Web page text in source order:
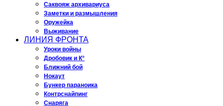
Саквояж архивариуса
Заметки и размышления
Оружейка
Выживание
ЛИНИЯ ФРОНТА
Уроки войны
Дробовик и К°
Ближний бой
Нокаут
Бункер параноика
Контрснайпинг
Снаряга